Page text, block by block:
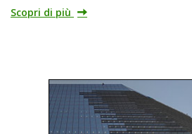
Scopri di più